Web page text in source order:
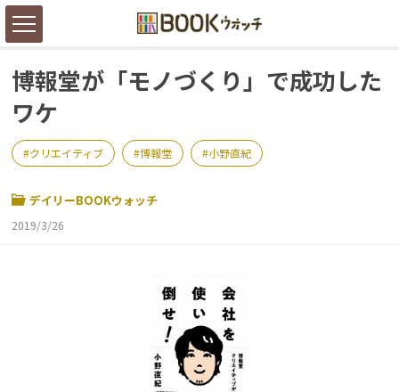
博報堂が「モノづくり」で成功した
ワケ
クリエイティブ 博報堂 小野直紀
デイリーBOOKウォッチ
2019/3/26